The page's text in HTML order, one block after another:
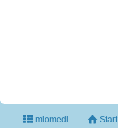
miomedi Start